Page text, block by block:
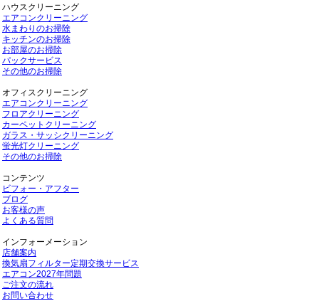
ハウスクリーニング
エアコンクリーニング
水まわりのお掃除
キッチンのお掃除
お部屋のお掃除
パックサービス
その他のお掃除
オフィスクリーニング
エアコンクリーニング
フロアクリーニング
カーペットクリーニング
ガラス・サッシクリーニング
蛍光灯クリーニング
その他のお掃除
コンテンツ
ビフォー・アフター
ブログ
お客様の声
よくある質問
インフォーメーション
店舗案内
換気扇フィルター定期交換サービス
エアコン2027年問題
ご注文の流れ
お問い合わせ